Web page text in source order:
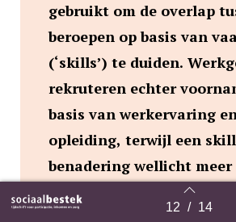
Terug naar overzicht 12 / 14
gebruikt om de overlap
beroepen op basis van
(‘skills’) te duiden.
rekruteren echter
basis van werkervaring
opleiding, terwijl een
benadering wellicht meer
arbeidsmarkttransities
maakt. TNO onderzocht